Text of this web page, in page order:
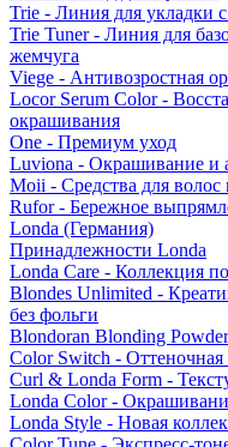
Trie - Линия для укладки
Trie Tuner - Линия для
жемчуга
Viege - Антивозростная
Locor Serum Color -
окрашивания
One - Премиум уход
Luviona - Окрашивание и
Moii - Средства для волос
Rufor - Бережное
Londa (Германия)
Принадлежности Londa
Londa Care - Коллекция
Blondes Unlimited -
без фольги
Blondoran Blonding
Color Switch - Оттеночная
Curl & Londa Form -
Londa Color -
Londa Style - Новая